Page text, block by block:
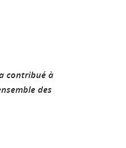
contribué à
des